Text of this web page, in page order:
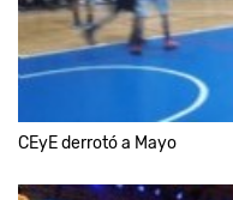
CEyE derrotó a Mayo